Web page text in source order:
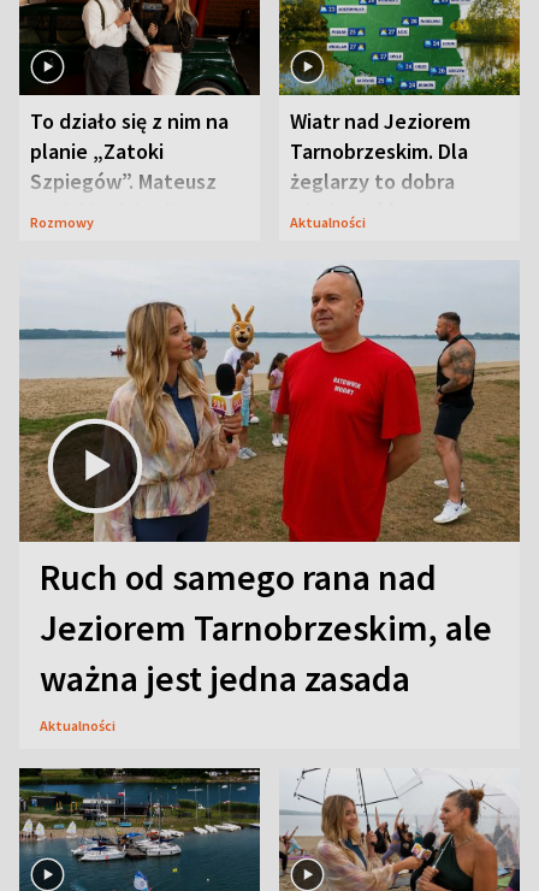
To działo się z nim na
planie „Zatoki
Szpiegów”. Mateusz
Janicki odsłonił
Rozmowy
Wiatr nad Jeziorem
Tarnobrzeskim. Dla
żeglarzy to dobra
wiadomość
Aktualności
Ruch od samego rana nad
Jeziorem Tarnobrzeskim, ale
ważna jest jedna zasada
Aktualności